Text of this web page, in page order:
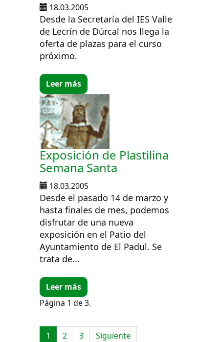
18.03.2005
Desde la Secretaría del IES Valle
de Lecrín de Dúrcal nos llega la
oferta de plazas para el curso
próximo.
Leer más
Exposición de Plastilina
Semana Santa
18.03.2005
Desde el pasado 14 de marzo y
hasta finales de mes, podemos
disfrutar de una nueva
exposición en el Patio del
Ayuntamiento de El Padul. Se
trata de...
Leer más
Página 1 de 3.
1 2 3 Siguiente